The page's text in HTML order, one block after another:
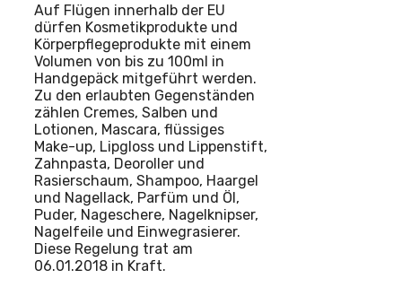
Auf Flügen innerhalb der EU
dürfen Kosmetikprodukte und
Körperpflegeprodukte mit einem
Volumen von bis zu 100ml in
Handgepäck mitgeführt werden.
Zu den erlaubten Gegenständen
zählen Cremes, Salben und
Lotionen, Mascara, flüssiges
Make-up, Lipgloss und Lippenstift,
Zahnpasta, Deoroller und
Rasierschaum, Shampoo, Haargel
und Nagellack, Parfüm und Öl,
Puder, Nageschere, Nagelknipser,
Nagelfeile und Einwegrasierer.
Diese Regelung trat am
06.01.2018 in Kraft.